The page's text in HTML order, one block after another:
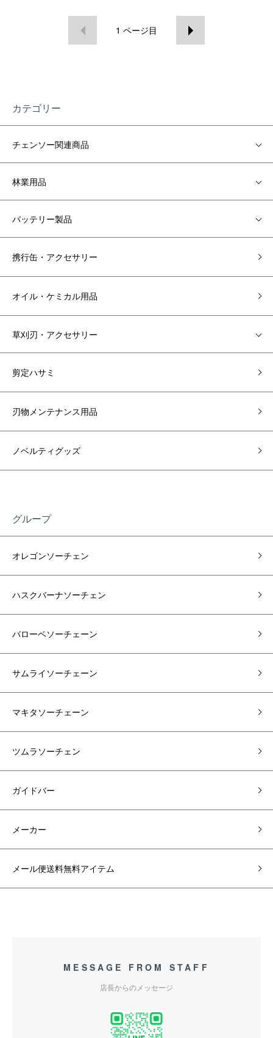
1 ページ目
カテゴリー
チェンソー関連商品
林業用品
バッテリー製品
携行缶・アクセサリー
オイル・ケミカル用品
草刈刃・アクセサリー
剪定ハサミ
刃物メンテナンス用品
ノベルティグッズ
グループ
オレゴンソーチェン
ハスクバーナソーチェン
バローベソーチェーン
サムライソーチェーン
マキタソーチェーン
ツムラソーチェン
ガイドバー
メーカー
メール便送料無料アイテム
MESSAGE FROM STAFF
店長からのメッセージ